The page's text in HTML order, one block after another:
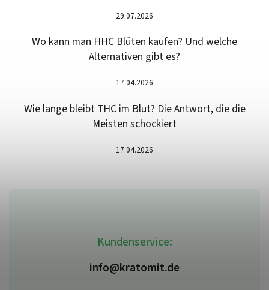
Kundenservice:
info@kratomit.de
29.07.2026
Wo kann man HHC Blüten kaufen? Und welche
Alternativen gibt es?
17.04.2026
Wie lange bleibt THC im Blut? Die Antwort, die die
Meisten schockiert
17.04.2026